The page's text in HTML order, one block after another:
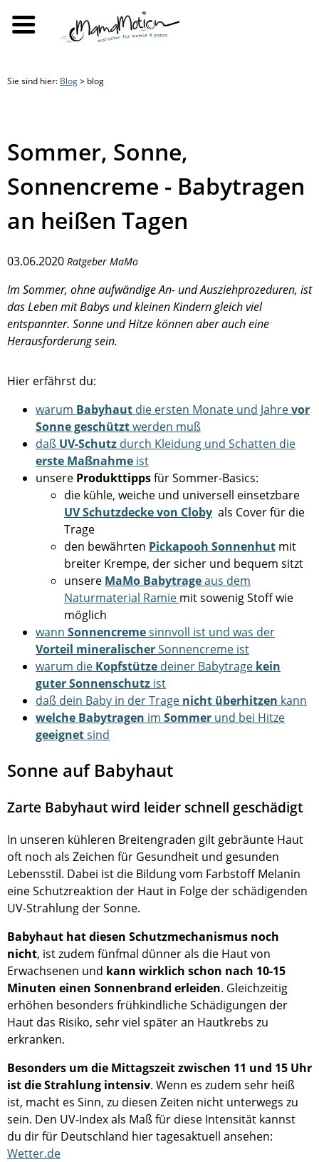
Sie sind hier: Blog> blog
Sommer, Sonne,
Sonnencreme - Babytragen
an heißen Tagen
03.06.2020 Ratgeber MaMo
Im Sommer, ohne aufwändige An- und Ausziehprozeduren, ist
das Leben mit Babys und kleinen Kindern gleich viel
entspannter. Sonne und Hitze können aber auch eine
Herausforderung sein.
Hier erfährst du:
warum Babyhaut die ersten Monate und Jahrevor
Sonne geschütztwerden muß
daß UV-Schutz durch Kleidung und Schatten die
erste Maßnahme ist
unsere Produkttippsfür Sommer-Basics:
die kühle, weiche und universell einsetzbare
UV Schutzdecke von Cloby als Cover für die
Trage
den bewährten Pickapooh Sonnenhut mit
breiter Krempe, der sicher und bequem sitzt
unsere MaMo Babytrageaus dem
Naturmaterial Ramie mit sowenig Stoff wie
möglich
wann Sonnencremesinnvoll ist und was der
Vorteil mineralischerSonnencreme ist
warum die Kopfstütze deiner Babytrage kein
guter Sonnenschutz ist
daß dein Baby in der Trage nicht überhitzen kann
welche Babytragen im Sommer und bei Hitze
geeignetsind
Sonne auf Babyhaut
Zarte Babyhaut wird leider schnell geschädigt
In unseren kühleren Breitengraden gilt gebräunte Haut
oft noch als Zeichen für Gesundheit und gesunden
Lebensstil. Dabei ist die Bildung vom Farbstoff Melanin
eine Schutzreaktion der Haut in Folge der schädigenden
UV-Strahlung der Sonne.
Babyhaut hat diesen Schutzmechanismus noch
nicht, ist zudem fünfmal dünner als die Haut von
Erwachsenen und kann wirklich schon nach 10-15
Minuten einen Sonnenbrand erleiden. Gleichzeitig
erhöhen besonders frühkindliche Schädigungen der
Haut das Risiko, sehr viel später an Hautkrebs zu
erkranken.
Besonders um die Mittagszeit zwischen 11 und 15 Uhr
ist die Strahlung intensiv. Wenn es zudem sehr heiß
ist, macht es Sinn, zu diesen Zeiten nicht unterwegs zu
sein. Den UV-Index als Maß für diese Intensität kannst
du dir für Deutschland hier tagesaktuell ansehen:
Wetter.de